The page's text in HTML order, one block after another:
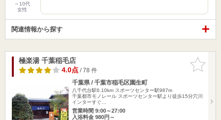
～10代
女性
関連情報から探す
お気に入
りに追加
極楽湯 千葉稲毛店
4.0点/ 78 件
千葉県 / 千葉市稲毛区園生町
八千代台駅6.10km スポーツセンター駅987m
千葉都市モノレール スポーツセンター駅より徒歩15分穴川
インターすぐ…
営業時間 9:00～27:00
入浴料金 980円～